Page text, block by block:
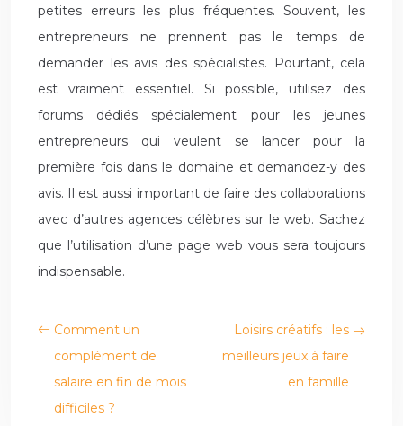
petites erreurs les plus fréquentes. Souvent, les
entrepreneurs ne prennent pas le temps de
demander les avis des spécialistes. Pourtant, cela
est vraiment essentiel. Si possible, utilisez des
forums dédiés spécialement pour les jeunes
entrepreneurs qui veulent se lancer pour la
première fois dans le domaine et demandez-y des
avis. Il est aussi important de faire des collaborations
avec d’autres agences célèbres sur le web. Sachez
que l’utilisation d’une page web vous sera toujours
indispensable.
Comment un
complément de
salaire en fin de mois
difficiles ?
Loisirs créatifs : les
meilleurs jeux à faire
en famille